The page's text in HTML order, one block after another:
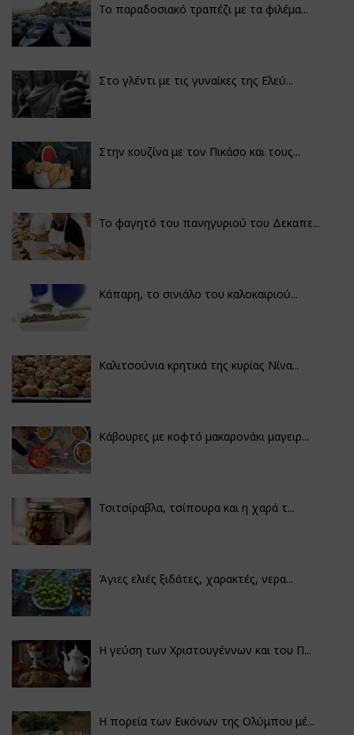
Το παραδοσιακό τραπέζι με τα φιλέμα...
Στο γλέντι με τις γυναίκες της Ελεύ...
Στην κουζίνα με τον Πικάσο και τους...
Το φαγητό του πανηγυριού του Δεκαπε...
Κάπαρη, το σινιάλο του καλοκαιριού...
Καλιτσούνια κρητικά της κυρίας Νίνα...
Κάβουρες με κοφτό μακαρονάκι μαγειρ...
Τσιτσίραβλα, τσίπουρα και η χαρά τ...
Άγιες ελιές ξιδάτες, χαρακτές, νερα...
Η γεύση των Χριστουγέννων και του Π...
Η πορεία των Εικόνων της Ολύμπου μέ...